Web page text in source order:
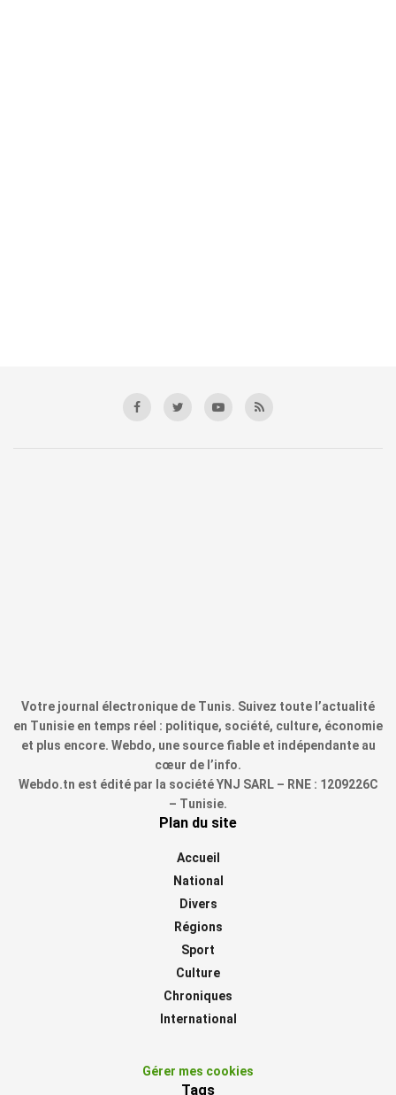
Votre journal électronique de Tunis. Suivez toute l’actualité
en Tunisie en temps réel : politique, société, culture, économie
et plus encore. Webdo, une source fiable et indépendante au
cœur de l’info.
Webdo.tn est édité par la société YNJ SARL – RNE : 1209226C
– Tunisie.
Plan du site
Accueil
National
Divers
Régions
Sport
Culture
Chroniques
International
Gérer mes cookies
Tags